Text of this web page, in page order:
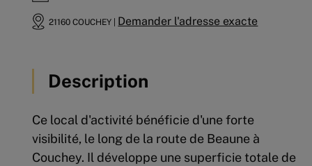
21160 COUCHEY | Demander l'adresse exacte
Description
Ce local d'activité bénéficie d'une forte
visibilité, le long de la route de Beaune à
Couchey. Il développe une superficie totale de